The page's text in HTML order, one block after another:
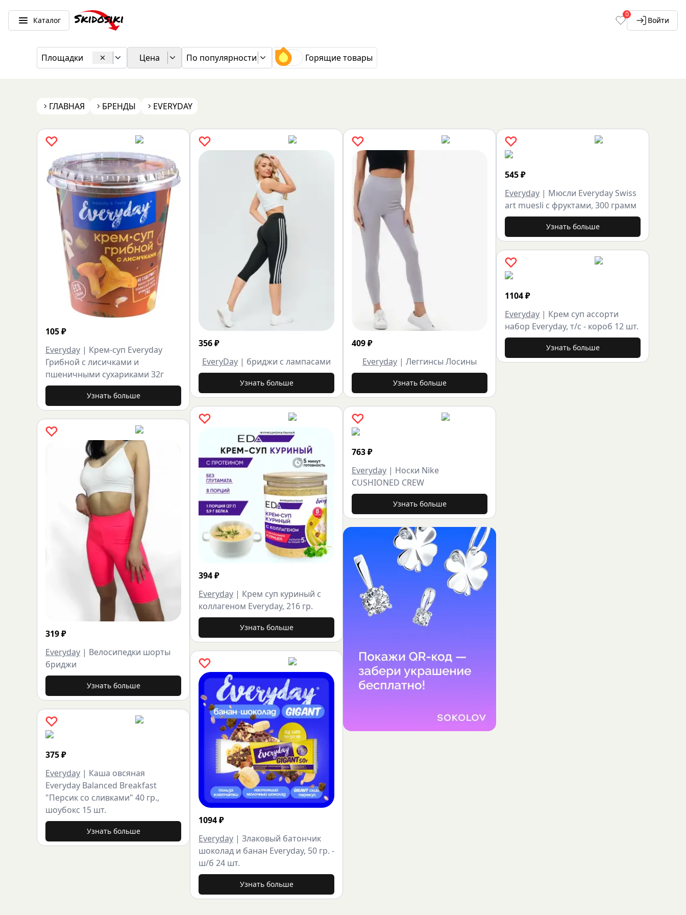
Каталог
0
Войти
Площадки Цена По популярности Горящие товары
ГЛАВНАЯ БРЕНДЫ EVERYDAY
105₽
Everyday | Крем-суп Everyday
Грибной с лисичками и
пшеничными сухариками 32г
Узнать больше
319₽
Everyday | Велосипедки шорты
бриджи
Узнать больше
375₽
Everyday | Каша овсяная
Everyday Balanced Breakfast
"Персик со сливками" 40 гр.,
шоубокс 15 шт.
Узнать больше
356₽
EveryDay | бриджи с лампасами
Узнать больше
394₽
Everyday | Крем суп куриный с
коллагеном Everyday, 216 гр.
Узнать больше
1094₽
Everyday | Злаковый батончик
шоколад и банан Everyday, 50 гр. -
ш/б 24 шт.
Узнать больше
409₽
Everyday | Леггинсы Лосины
Узнать больше
763₽
Everyday | Носки Nike
CUSHIONED CREW
Узнать больше
545₽
Everyday | Мюсли Everyday Swiss
art muesli с фруктами, 300 грамм
Узнать больше
1104₽
Everyday | Крем суп ассорти
набор Everyday, т/с - короб 12 шт.
Узнать больше